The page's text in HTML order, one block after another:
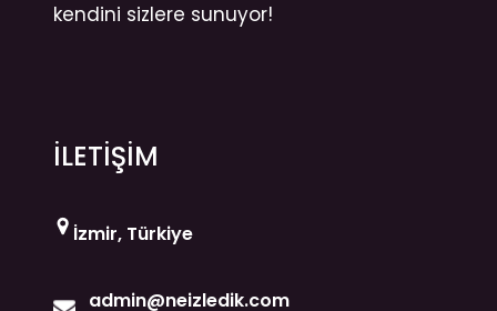
kendini sizlere sunuyor!
İLETİŞİM
İzmir, Türkiye
admin@neizledik.com